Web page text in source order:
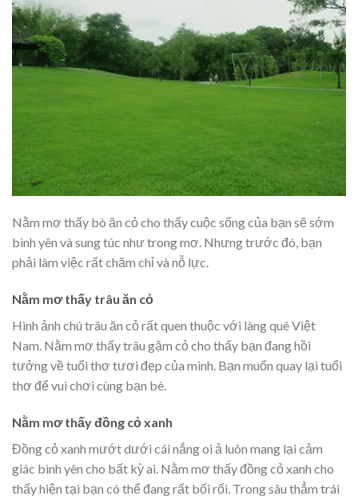
Nằm mơ thấy bò ăn cỏ cho thấy cuộc sống của bạn sẽ sớm
bình yên và sung túc như trong mơ. Nhưng trước đó, bạn
phải làm việc rất chăm chỉ và nỗ lực.
Nằm mơ thấy trâu ăn cỏ
Hình ảnh chú trâu ăn cỏ rất quen thuộc với làng quê Việt
Nam. Nằm mơ thấy trâu gặm cỏ cho thấy bạn đang hồi
tưởng về tuổi thơ tươi đẹp của mình. Bạn muốn quay lại tuổi
thơ để vui chơi cùng bạn bè.
Nằm mơ thấy đồng cỏ xanh
Đồng cỏ xanh mướt dưới cái nắng oi ả luôn mang lại cảm
giác bình yên cho bất kỳ ai. Nằm mơ thấy đồng cỏ xanh cho
thấy hiện tại bạn có thể đang rất bối rối. Trong sâu thẳm trái